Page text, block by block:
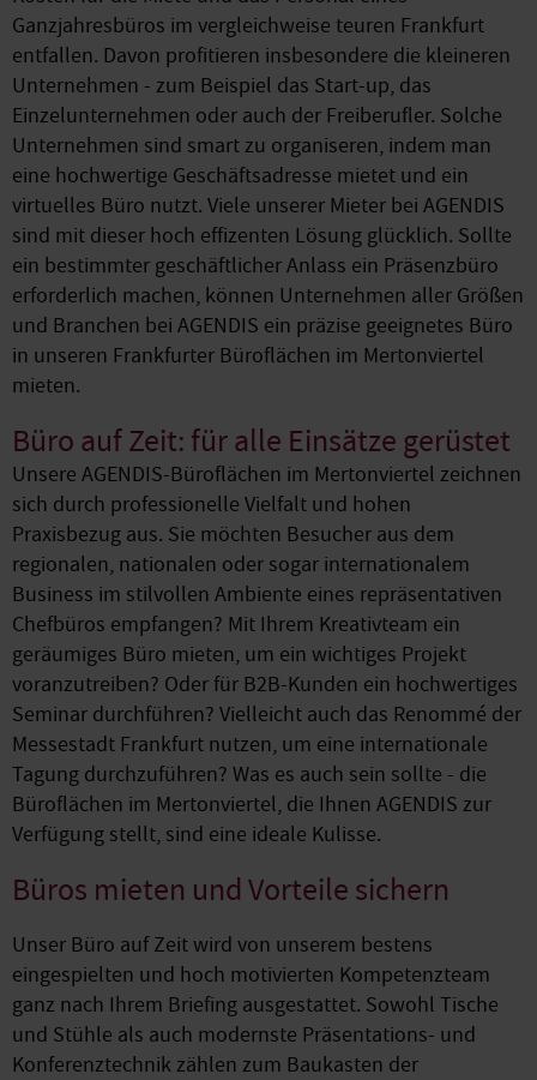
Ganzjahresbüros im vergleichweise teuren Frankfurt
entfallen. Davon profitieren insbesondere die kleineren
Unternehmen - zum Beispiel das Start-up, das
Einzelunternehmen oder auch der Freiberufler. Solche
Unternehmen sind smart zu organiseren, indem man
eine hochwertige Geschäftsadresse mietet und ein
virtuelles Büro nutzt. Viele unserer Mieter bei AGENDIS
sind mit dieser hoch effizenten Lösung glücklich. Sollte
ein bestimmter geschäftlicher Anlass ein Präsenzbüro
erforderlich machen, können Unternehmen aller Größen
und Branchen bei AGENDIS ein präzise geeignetes Büro
in unseren Frankfurter Büroflächen im Mertonviertel
mieten.
Büro auf Zeit: für alle Einsätze gerüstet
Unsere AGENDIS-Büroflächen im Mertonviertel zeichnen
sich durch professionelle Vielfalt und hohen
Praxisbezug aus. Sie möchten Besucher aus dem
regionalen, nationalen oder sogar internationalem
Business im stilvollen Ambiente eines repräsentativen
Chefbüros empfangen? Mit Ihrem Kreativteam ein
geräumiges Büro mieten, um ein wichtiges Projekt
voranzutreiben? Oder für B2B-Kunden ein hochwertiges
Seminar durchführen? Vielleicht auch das Renommé der
Messestadt Frankfurt nutzen, um eine internationale
Tagung durchzuführen? Was es auch sein sollte - die
Büroflächen im Mertonviertel, die Ihnen AGENDIS zur
Verfügung stellt, sind eine ideale Kulisse.
Büros mieten und Vorteile sichern
Unser Büro auf Zeit wird von unserem bestens
eingespielten und hoch motivierten Kompetenzteam
ganz nach Ihrem Briefing ausgestattet. Sowohl Tische
und Stühle als auch modernste Präsentations- und
Konferenztechnik zählen zum Baukasten der